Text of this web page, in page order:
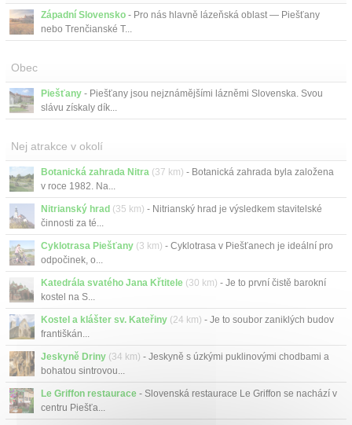
Západní Slovensko - Pro nás hlavně lázeňská oblast — Piešťany
nebo Trenčianské T...
Obec
Piešťany - Piešťany jsou nejznámějšími lázněmi Slovenska. Svou
slávu získaly dík...
Nej atrakce v okolí
Botanická zahrada Nitra (37 km) - Botanická zahrada byla založena
v roce 1982. Na...
Nitrianský hrad (35 km) - Nitrianský hrad je výsledkem stavitelské
činnosti za té...
Cyklotrasa Piešťany (3 km) - Cyklotrasa v Piešťanech je ideální pro
odpočinek, o...
Katedrála svatého Jana Křtitele (30 km) - Je to první čistě barokní
kostel na S...
Kostel a klášter sv. Kateřiny (24 km) - Je to soubor zaniklých budov
františkán...
Jeskyně Driny (34 km) - Jeskyně s úzkými puklinovými chodbami a
bohatou sintrovou...
Le Griffon restaurace - Slovenská restaurace Le Griffon se nachází v
centru Piešťa...